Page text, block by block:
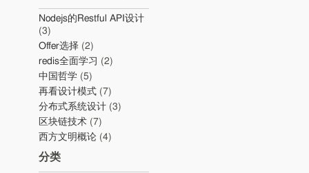
Nodejs的Restful API设计
(3)
Offer选择 (2)
redis全面学习 (2)
中国哲学 (5)
再看设计模式 (7)
分布式系统设计 (3)
区块链技术 (7)
西方文明概论 (4)
分类